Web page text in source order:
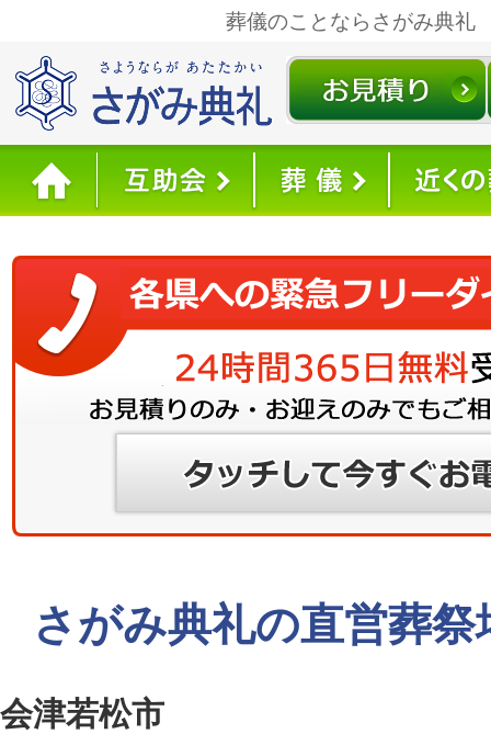
葬儀のことならさがみ典礼
さがみ典礼の直営葬祭
会津若松市